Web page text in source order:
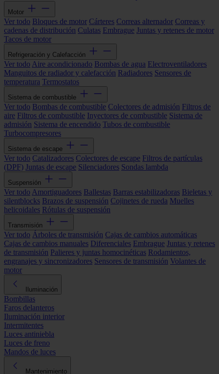
Motor
Ver todo Bloques de motor Cárteres Correas alternador Correas y
cadenas de distribución Culatas Embrague Juntas y retenes de motor
Tacos de motor
Refrigeración y Calefacción
Ver todo Aire acondicionado Bombas de agua Electroventiladores
Manguitos de radiador y calefacción Radiadores Sensores de
temperatura Termostatos
Sistema de combustible
Ver todo Bombas de combustible Colectores de admisión Filtros de
aire Filtros de combustible Inyectores de combustible Sistema de
admisión Sistema de encendido Tubos de combustible
Turbocompresores
Sistema de escape
Ver todo Catalizadores Colectores de escape Filtros de partículas
(DPF) Juntas de escape Silenciadores Sondas lambda
Suspensión
Ver todo Amortiguadores Ballestas Barras estabilizadoras Bieletas y
silentblocks Brazos de suspensión Cojinetes de rueda Muelles
helicoidales Rótulas de suspensión
Transmisión
Ver todo Árboles de transmisión Cajas de cambios automáticas
Cajas de cambios manuales Diferenciales Embrague Juntas y retenes
de transmisión Palieres y juntas homocinéticas Rodamientos,
engranajes y sincronizadores Sensores de transmisión Volantes de
motor
Iluminación
Bombillas
Faros delanteros
Iluminación interior
Intermitentes
Luces antiniebla
Luces de freno
Mandos de luces
Mantenimiento